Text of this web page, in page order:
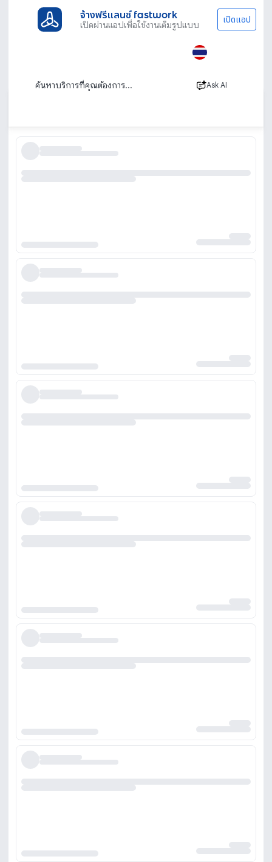
จ้างฟรีแลนซ์ fastwork
เปิดผ่านแอปเพื่อใช้งานเต็มรูปแบบ เปิดแอป
Ask AI
ปรึกษา AI Transformation
บริการให้คำปรึกษา AI Transformation สำหรับ
องค์กรทุกขนาด